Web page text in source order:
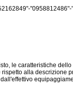
le caratteristiche
alla descrizione